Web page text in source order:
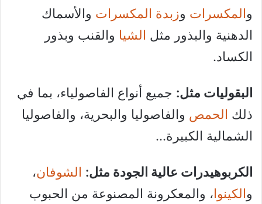
والمكسرات وزبدة المكسرات والأسماك
الدهنية والبذور مثل الشيا والقنب وبذور
الكساد.
البقوليات مثل: جميع أنواع الفاصولياء، بما في
ذلك الحمص والفاصوليا والبحرية، والفاصوليا
الشمالية الكبيرة…
الكربوهيدرات عالية الجودة مثل: الشوفان،
والكينوا، والمعكرونة المصنوعة من الحبوب